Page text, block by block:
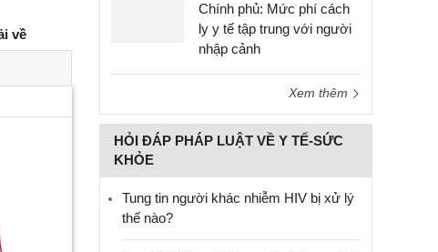
về
Chính phủ: Mức phí cách
ly y tế tập trung với người
nhập cảnh
Xem thêm
HỎI ĐÁP PHÁP LUẬT VỀ Y TẾ-SỨC
KHỎE
Tung tin người khác nhiễm HIV bị xử lý
thế nào?